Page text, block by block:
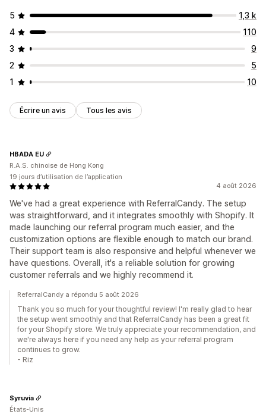
5
1,3 k
4
110
3
9
2
5
1
10
Écrire un avis Tous les avis
4 août 2026
We've had a great experience with ReferralCandy. The setup
was straightforward, and it integrates smoothly with Shopify. It
made launching our referral program much easier, and the
customization options are flexible enough to match our brand.
Their support team is also responsive and helpful whenever we
have questions. Overall, it's a reliable solution for growing
customer referrals and we highly recommend it.
HBADA EU
R.A.S. chinoise de Hong Kong
19 jours d’utilisation de l’application
ReferralCandy a répondu 5 août 2026
Thank you so much for your thoughtful review! I'm really glad to hear
the setup went smoothly and that ReferralCandy has been a great fit
for your Shopify store. We truly appreciate your recommendation, and
we're always here if you need any help as your referral program
continues to grow.
- Riz
Syruvia
États-Unis